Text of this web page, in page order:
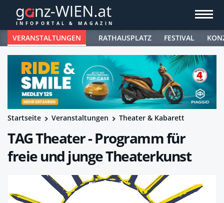
VERANSTALTUNGEN RATHAUSPLATZ FESTIVAL
Startseite Veranstaltungen Theater & Kabarett
TAG Theater - Programm für
freie und junge Theaterkunst